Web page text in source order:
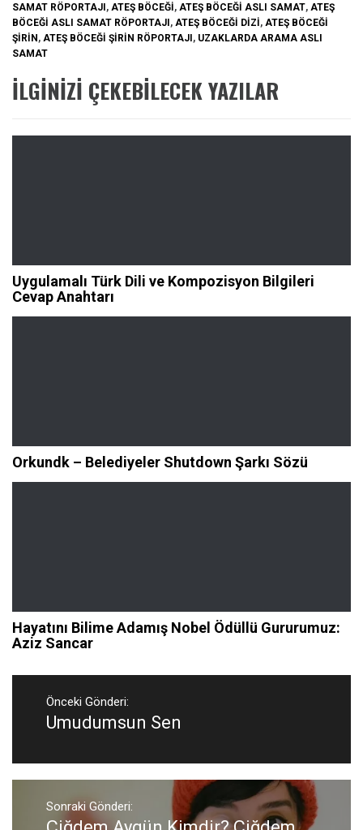
SAMAT RÖPORTAJI , ATEŞ BÖCEĞI, ATEŞ BÖCEĞI ASLI SAMAT, ATEŞ
BÖCEĞI ASLI SAMAT RÖPORTAJI , ATEŞ BÖCEĞI DIZI, ATEŞ BÖCEĞI
ŞIRIN , ATEŞ BÖCEĞI ŞIRIN RÖPORTAJI , UZAKLARDA ARAMA ASLI
SAMAT
İLGINIZI ÇEKEBILECEK YAZILAR
Uygulamalı Türk Dili ve Kompozisyon Bilgileri
Cevap Anahtarı
Orkundk – Belediyeler Shutdown Şarkı Sözü
Hayatını Bilime Adamış Nobel Ödüllü Gururumuz:
Aziz Sancar
Yazı
gezinmesi
Önceki Gönderi:
Önceki
Umudumsun Sen
Sonraki Gönderi:
Sonraki